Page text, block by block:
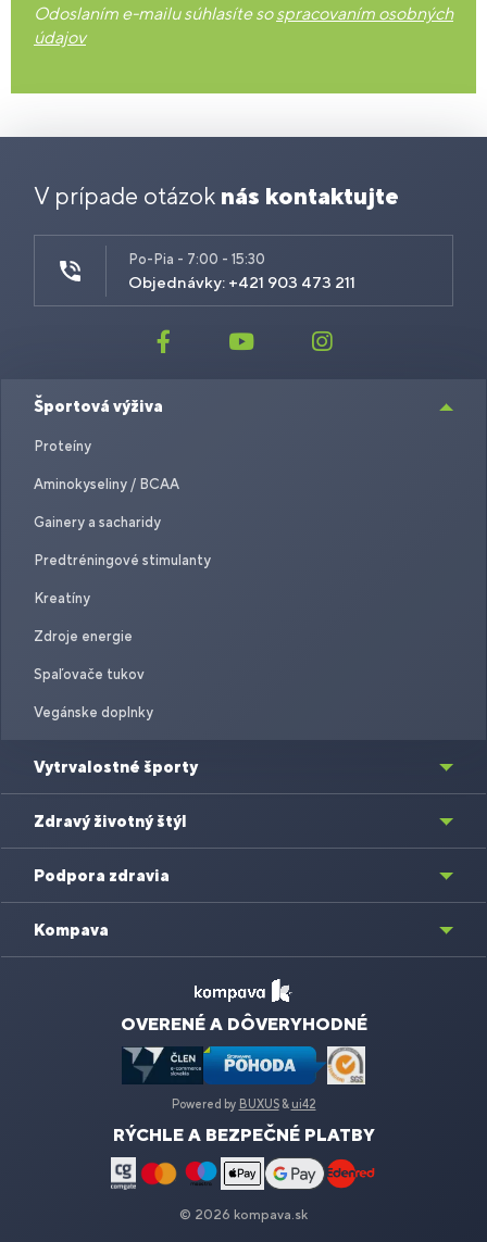
Odoslaním e-mailu súhlasíte sospracovaním osobných
údajov
V prípade otázok nás kontaktujte
Po-Pia - 7:00 - 15:30
Objednávky: +421 903 473 211
Športová výživa
Proteíny
Aminokyseliny / BCAA
Gainery a sacharidy
Predtréningové stimulanty
Kreatíny
Zdroje energie
Spaľovače tukov
Vegánske doplnky
Vytrvalostné športy
Zdravý životný štýl
Podpora zdravia
Kompava
OVERENÉ A DÔVERYHODNÉ
Powered by BUXUS& ui42
RÝCHLE A BEZPEČNÉ PLATBY
© 2026 kompava.sk